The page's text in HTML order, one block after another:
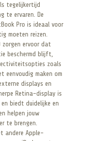
tegelijkertijd
te ervaren. De
Pro is ideaal voor
moeten reizen.
zorgen ervoor dat
beschermd blijft,
zoals
eenvoudig maken om
displays en
Retina-display is
biedt duidelijke en
helpen jouw
te brengen.
andere Apple-